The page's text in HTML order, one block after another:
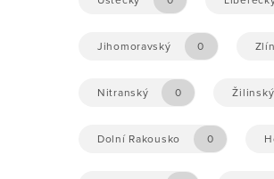
Jihomoravský 0
Nitranský 0 Žilinský
Dolní Rakousko 0
Nebyly nalezeny žádné